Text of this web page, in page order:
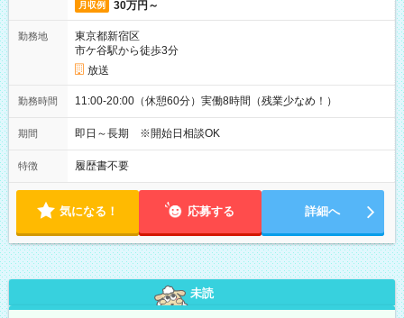
月収例 30万円～
勤務地
東京都新宿区
市ケ谷駅から徒歩3分
放送
勤務時間 11:00-20:00（休憩60分）実働8時間（残業少なめ！）
期間 即日～長期 ※開始日相談OK
特徴 履歴書不要
気になる！ 応募する 詳細へ
未読